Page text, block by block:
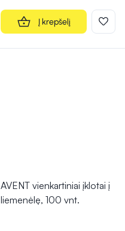
Į krepšelį
AVENT vienkartiniai įklotai į
liemenėlę, 100 vnt.